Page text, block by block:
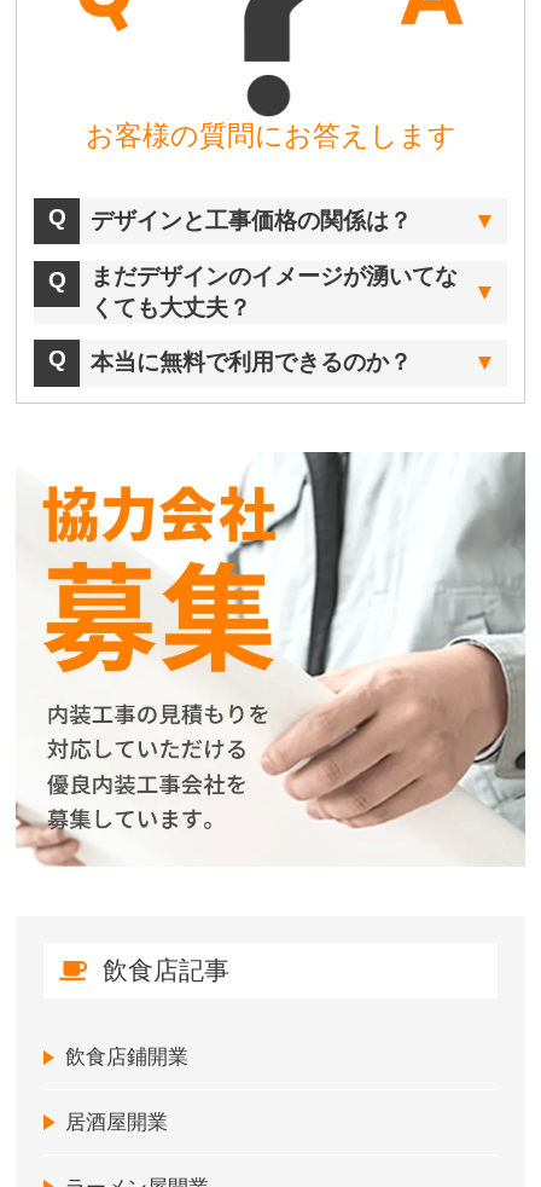
お客様の質問にお答えします
デザインと工事価格の関係は？
まだデザインのイメージが湧いてな
くても大丈夫？
本当に無料で利用できるのか？
飲食店記事
飲食店鋪開業
居酒屋開業